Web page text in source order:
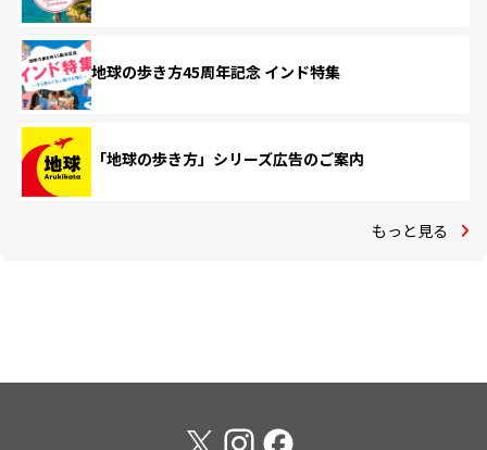
地球の歩き方45周年記念 インド特集
「地球の歩き方」シリーズ広告のご案内
もっと見る